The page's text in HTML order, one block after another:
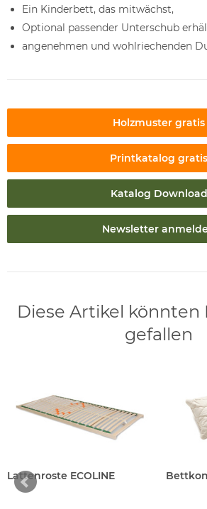
Ein Kinderbett, das mitwächst,
Optional passender Unterschub
angenehmen und wohlriechenden
Holzmuster gratis
Printkatalog gratis
Katalog Download
Newsletter
Diese Artikel könnten
gefallen
Lattenroste ECOLINE